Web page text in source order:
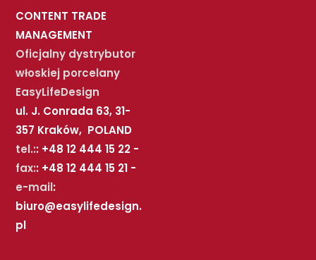
CONTENT TRADE
MANAGEMENT
Oficjalny dystrybutor
włoskiej porcelany
EasyLifeDesign
ul. J. Conrada 63, 31-
357 Kraków, POLAND
tel.:: +48 12 444 15 22 -
fax:: +48 12 444 15 21 -
e-mail:
biuro@easylifedesign.
pl